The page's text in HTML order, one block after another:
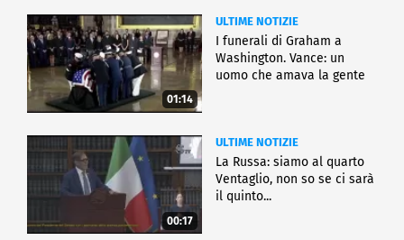
01:14
ULTIME NOTIZIE
I funerali di Graham a
Washington. Vance: un
uomo che amava la gente
00:17
ULTIME NOTIZIE
La Russa: siamo al quarto
Ventaglio, non so se ci sarà
il quinto...